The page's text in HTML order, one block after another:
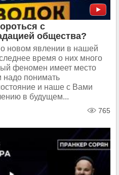
с
общества?
о новом явлении в нашей
время о них много
феномен имеет место
понимать
и наше с Вами
в будущем...
765